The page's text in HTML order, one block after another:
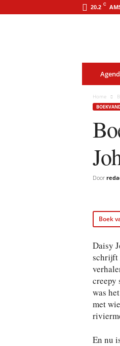
20.2 C
o
o
l
e
Home
Door
Boek
Daisy
schrijft
creepy
was
met
En nu